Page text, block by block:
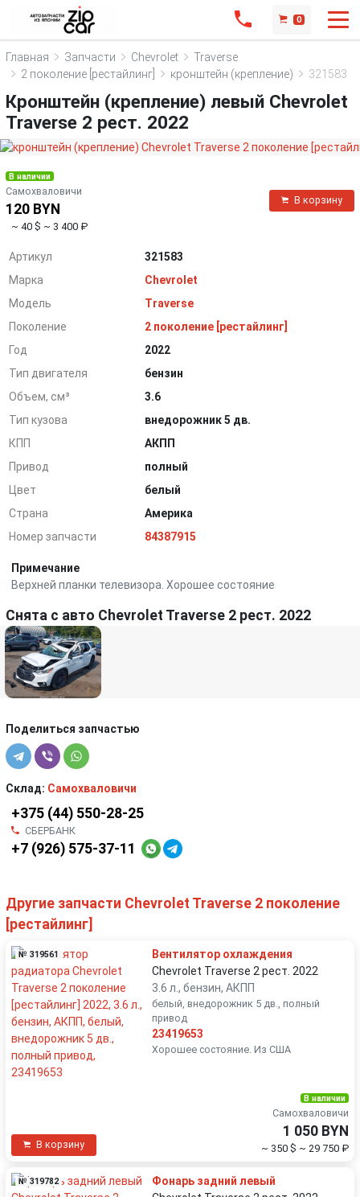
0
Главная Запчасти Chevrolet
Traverse
2 поколение [рестайлинг]
кронштейн (крепление) 321583
Кронштейн (крепление) левый Chevrolet
Traverse 2 рест. 2022
В наличии
Самохваловичи
120 BYN
~ 40 $ ~ 3 400 ₽
В корзину
Артикул
321583
Марка
Chevrolet
Модель
Traverse
Поколение
2 поколение [рестайлинг]
Год
2022
Тип двигателя
бензин
Объем, см³
3.6
Тип кузова
внедорожник 5 дв.
КПП
АКПП
Привод
полный
Цвет
белый
Страна
Америка
Номер запчасти
84387915
Примечание
Верхней планки телевизора. Хорошее состояние
Снята с авто Chevrolet Traverse 2 рест. 2022
Поделиться запчастью
Склад: Самохваловичи
+375 (44) 550-28-25
СБЕРБАНК
+7 (926) 575-37-11
Другие запчасти Chevrolet Traverse 2 поколение
[рестайлинг]
№ 319561
Вентилятор охлаждения
Chevrolet Traverse 2 рест. 2022
3.6 л., бензин, АКПП
белый, внедорожник 5 дв., полный
привод
23419653
Хорошее состояние. Из США
В корзину
В наличии
Самохваловичи
1 050 BYN
~ 350 $ ~ 29 750 ₽
№ 319782
Фонарь задний левый